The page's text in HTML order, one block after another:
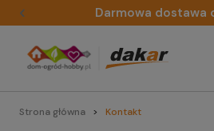
Darmowa dostawa
Strona główna Kontakt